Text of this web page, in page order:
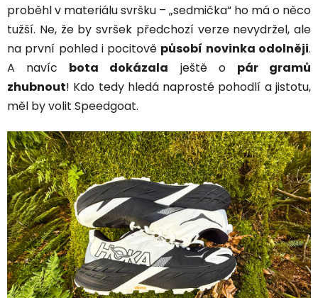
proběhl v materiálu svršku – „sedmička“ ho má o něco
tužší. Ne, že by svršek předchozí verze nevydržel, ale
na první pohled i pocitově působí novinka odolněji.
A navíc bota dokázala ještě o pár gramů
zhubnout! Kdo tedy hledá naprosté pohodlí a jistotu,
měl by volit Speedgoat.